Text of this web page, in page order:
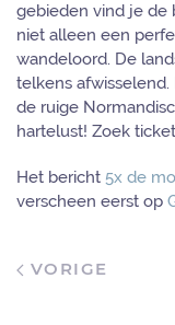
gebieden vind je de
niet alleen een
wandeloord. De
telkens
de ruige
hartelust! Zoek
Het bericht 5x de
verscheen eerst op
VORIGE